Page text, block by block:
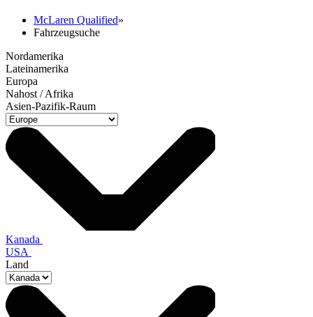
McLaren Qualified»
Fahrzeugsuche
Nordamerika
Lateinamerika
Europa
Nahost / Afrika
Asien-Pazifik-Raum
Kanada
USA
Land